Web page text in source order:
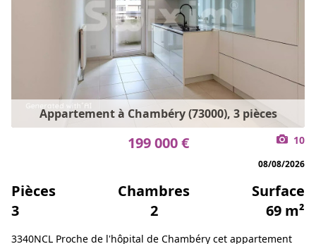
Appartement à Chambéry (73000), 3 pièces
199 000 € 10
08/08/2026
Pièces
3
Chambres
2
Surface
69 m²
3340NCL Proche de l'hôpital de Chambéry cet appartement